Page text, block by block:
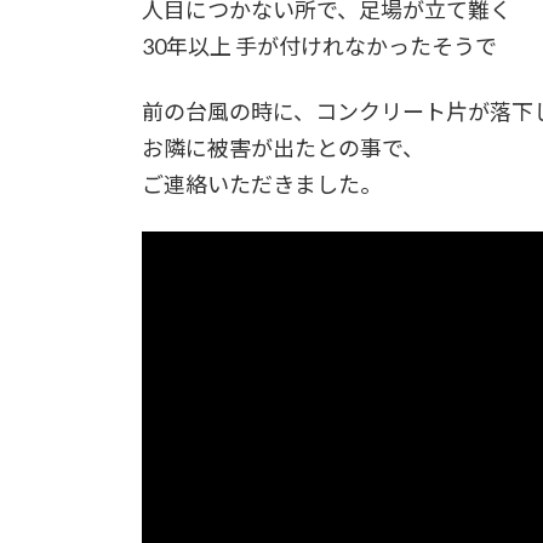
人目につかない所で、足場が立て難く
30年以上 手が付けれなかったそうで
前の台風の時に、コンクリート片が落下
お隣に被害が出たとの事で、
ご連絡いただきました。